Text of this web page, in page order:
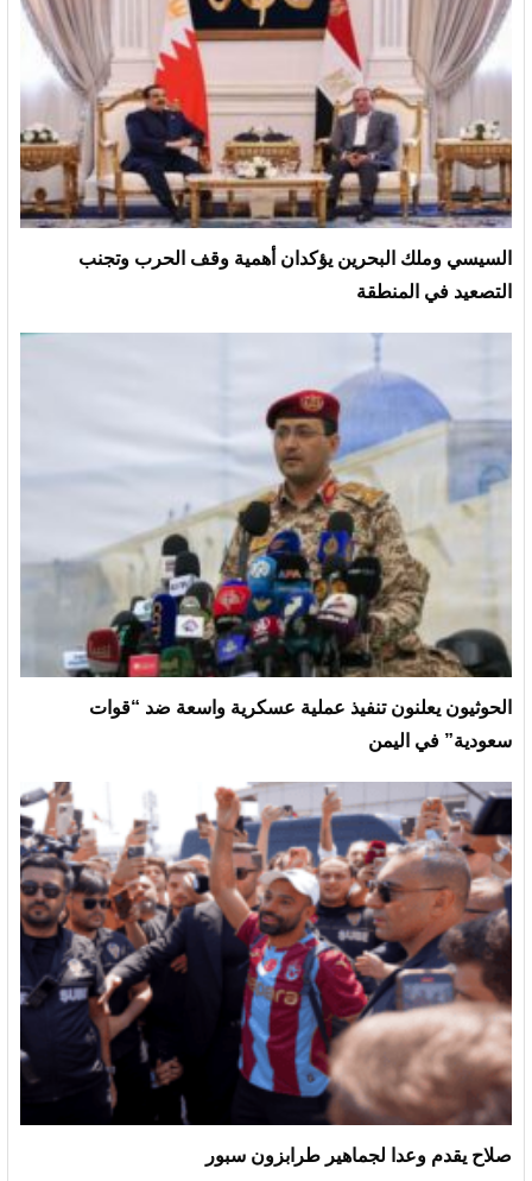
السيسي وملك البحرين يؤكدان أهمية وقف الحرب وتجنب
التصعيد في المنطقة
الحوثيون يعلنون تنفيذ عملية عسكرية واسعة ضد “قوات
سعودية” في اليمن
صلاح يقدم وعدا لجماهير طرابزون سبور